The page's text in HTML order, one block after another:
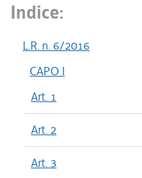
Indice:
L.R. n. 6/2016
CAPO I
Art. 1
Art. 2
Art. 3